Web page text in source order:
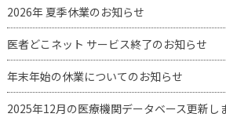
2026年 夏季休業のお知らせ
医者どこネット サービス終了のお知らせ
年末年始の休業についてのお知らせ
2025年12月の医療機関データベース更新し